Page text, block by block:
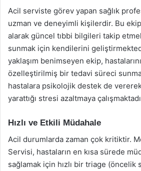
Acil serviste görev yapan sağlık
uzman ve deneyimli kişilerdir. Bu
alarak güncel tıbbi bilgileri takip
sunmak için kendilerini
yaklaşım benimseyen ekip,
özelleştirilmiş bir tedavi süreci
hastalara psikolojik destek de
yarattığı stresi azaltmaya
Hızlı ve Etkili Müdahale
Acil durumlarda zaman çok kritiktir.
Servisi, hastaların en kısa sürede
sağlamak için hızlı bir triage (öncelik